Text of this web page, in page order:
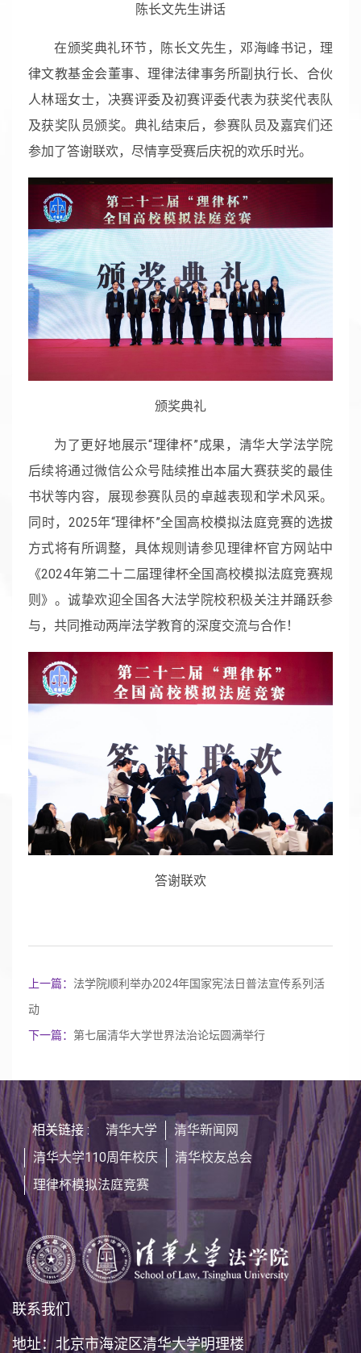
陈长文先生讲话
在颁奖典礼环节，陈长文先生，邓海峰书记，理
律文教基金会董事、理律法律事务所副执行长、合伙
人林瑶女士，决赛评委及初赛评委代表为获奖代表队
及获奖队员颁奖。典礼结束后，参赛队员及嘉宾们还
参加了答谢联欢，尽情享受赛后庆祝的欢乐时光。
颁奖典礼
为了更好地展示“理律杯”成果，清华大学法学院
后续将通过微信公众号陆续推出本届大赛获奖的最佳
书状等内容，展现参赛队员的卓越表现和学术风采。
同时，2025年“理律杯”全国高校模拟法庭竞赛的选拔
方式将有所调整，具体规则请参见理律杯官方网站中
《2024年第二十二届理律杯全国高校模拟法庭竞赛规
则》。诚挚欢迎全国各大法学院校积极关注并踊跃参
与，共同推动两岸法学教育的深度交流与合作！
答谢联欢
上一篇： 法学院顺利举办2024年国家宪法日普法宣传系列活
动
下一篇： 第七届清华大学世界法治论坛圆满举行
相关链接 : 清华大学
清华新闻网
清华大学110周年校庆
清华校友总会
理律杯模拟法庭竞赛
联系我们
地址：北京市海淀区清华大学明理楼